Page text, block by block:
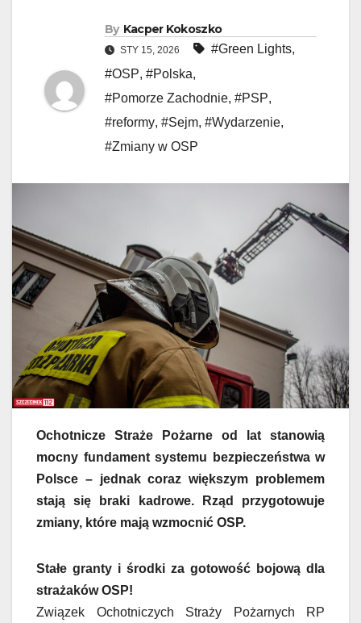
By Kacper Kokoszko
STY 15, 2026 #Green Lights,
#OSP, #Polska,
#Pomorze Zachodnie, #PSP,
#reformy, #Sejm, #Wydarzenie,
#Zmiany w OSP
Ochotnicze Straże Pożarne od lat stanowią
mocny fundament systemu bezpieczeństwa w
Polsce – jednak coraz większym problemem
stają się braki kadrowe. Rząd przygotowuje
zmiany, które mają wzmocnić OSP.
Stałe granty i środki za gotowość bojową dla
strażaków OSP!
Związek Ochotniczych Straży Pożarnych RP